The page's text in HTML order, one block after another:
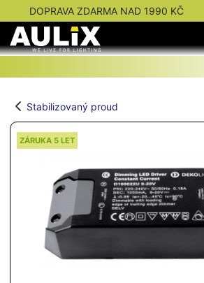
DOPRAVA ZDARMA NAD 1990 KČ
Stabilizovaný proud
ZÁRUKA 5 LET